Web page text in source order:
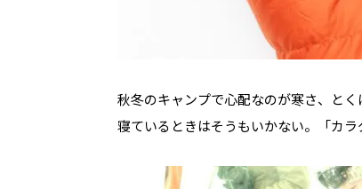
秋冬のキャンプで心配なのが寒さ、と
寝ているときはそうもいかない。「カ